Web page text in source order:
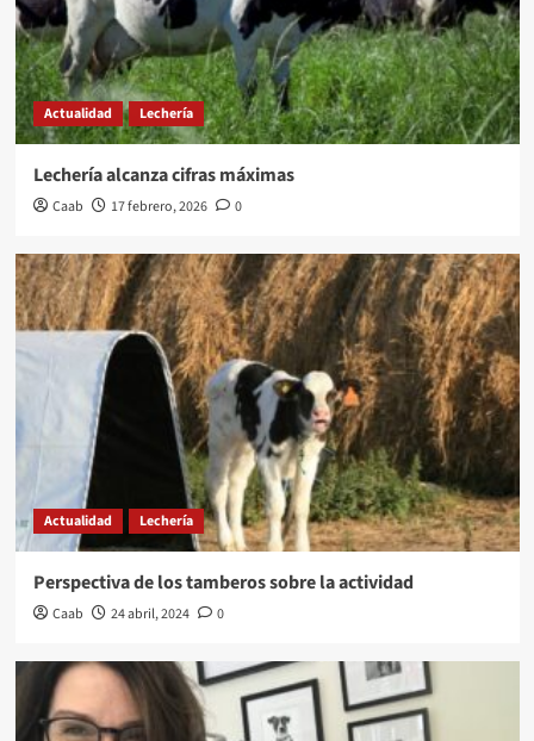
Actualidad Lechería
Lechería alcanza cifras máximas
Caab 17 febrero, 2026 0
Actualidad Lechería
Perspectiva de los tamberos sobre la actividad
Caab 24 abril, 2024 0